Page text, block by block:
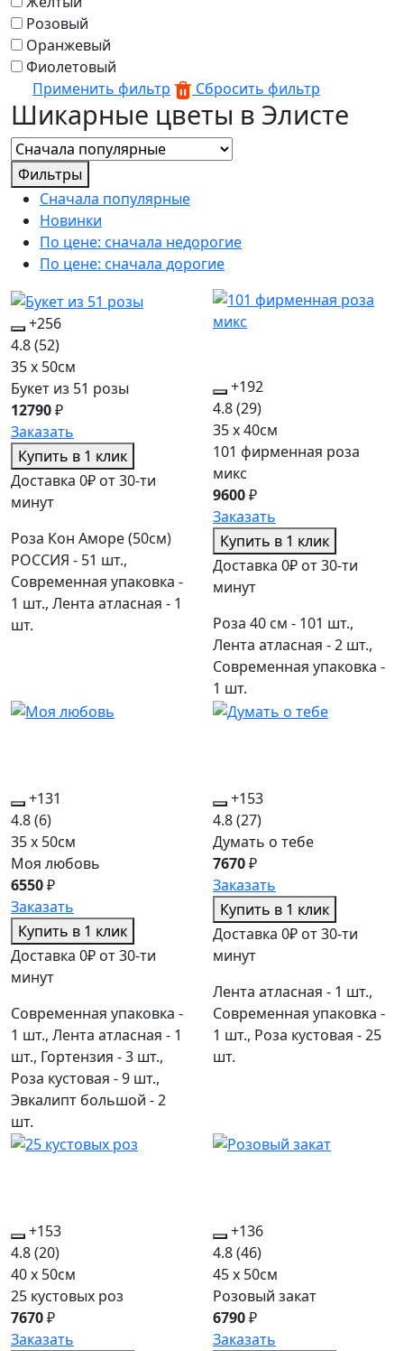
Розовый
Оранжевый
Фиолетовый
Применить фильтр
Сбросить фильтр
Шикарные цветы в Элисте
Фильтры
Сначала популярные
Новинки
По цене: сначала недорогие
По цене: сначала дорогие
+256
4.8(52)
35 x 50см
Букет из 51 розы
12790₽
Заказать
Купить в 1 клик
Доставка 0₽ от 30-ти
минут
Роза Кон Аморе (50см)
РОССИЯ - 51 шт.,
Современная упаковка -
1 шт., Лента атласная - 1
шт.
+192
4.8(29)
35 x 40см
101 фирменная роза
микс
9600₽
Заказать
Купить в 1 клик
Доставка 0₽ от 30-ти
минут
Роза 40 см - 101 шт.,
Лента атласная - 2 шт.,
Современная упаковка -
1 шт.
+131
4.8(6)
35 x 50см
Моя любовь
6550₽
Заказать
Купить в 1 клик
Доставка 0₽ от 30-ти
минут
Современная упаковка -
1 шт., Лента атласная - 1
шт., Гортензия - 3 шт.,
Роза кустовая - 9 шт.,
Эвкалипт большой - 2
шт.
+153
4.8(27)
Думать о тебе
7670₽
Заказать
Купить в 1 клик
Доставка 0₽ от 30-ти
минут
Лента атласная - 1 шт.,
Современная упаковка -
1 шт., Роза кустовая - 25
шт.
+153
4.8(20)
40 x 50см
25 кустовых роз
7670₽
Заказать
+136
4.8(46)
45 x 50см
Розовый закат
6790₽
Заказать